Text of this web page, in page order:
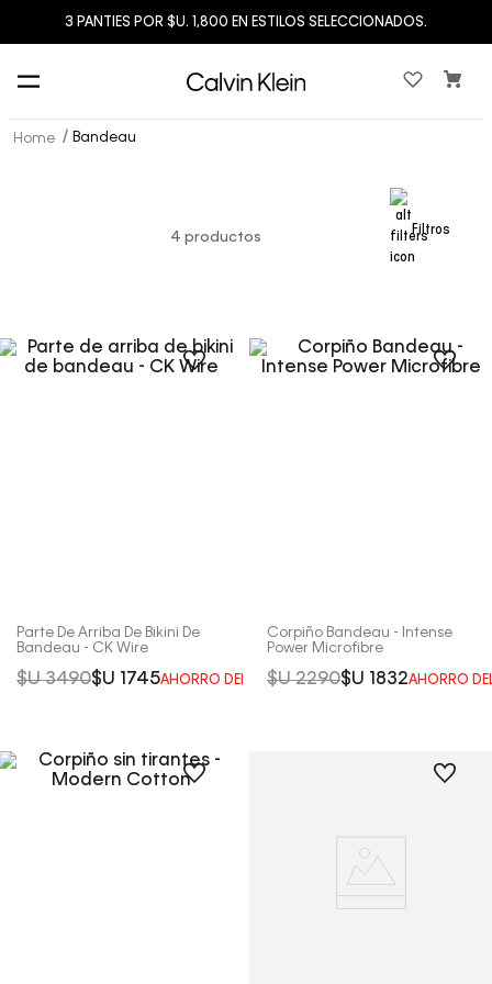
3 PANTIES POR $U. 1,800 EN ESTILOS SELECCIONADOS.
Bandeau
4 productos
Filtros
Parte De Arriba De Bikini De
Bandeau - CK Wire
$U 3490$U 1745AHORRO DEL 50%
Corpiño Bandeau - Intense
Power Microfibre
$U 2290$U 1832AHORRO